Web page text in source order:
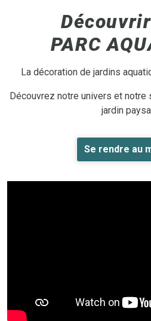
PARC
La décoration de jardins
Découvrez notre univers et
jardin
Se rendre au